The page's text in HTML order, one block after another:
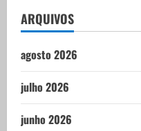
ARQUIVOS
agosto 2026
julho 2026
junho 2026